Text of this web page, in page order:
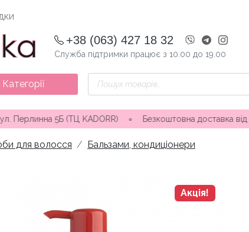
+38 (063) 427 18 32
Служба підтримки працює з 10.00 до 19.00
Категорії
Пошук
товарів
(ТЦ KADORR) ∘ Безкоштовна доставка від 3000 грн∘
для волосся Бальзами, кондиціонери
Акція!